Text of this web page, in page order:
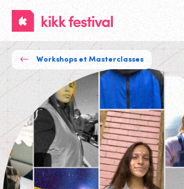
KIKK
Festival
Workshops et Masterclasses